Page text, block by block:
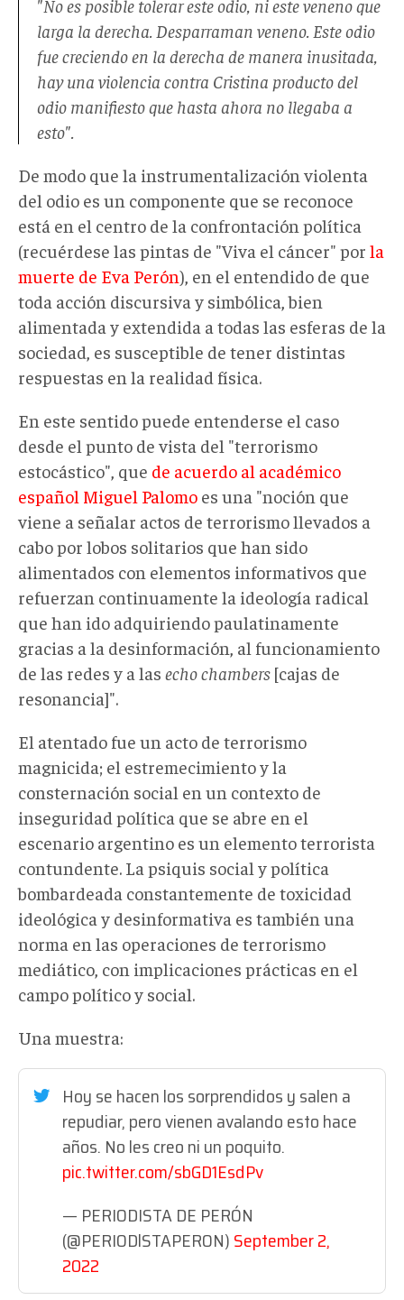
"No es posible tolerar este odio, ni este veneno que
larga la derecha. Desparraman veneno. Este odio
fue creciendo en la derecha de manera inusitada,
hay una violencia contra Cristina producto del
odio manifiesto que hasta ahora no llegaba a
esto".
De modo que la instrumentalización violenta
del odio es un componente que se reconoce
está en el centro de la confrontación política
(recuérdese las pintas de "Viva el cáncer" por la
muerte de Eva Perón), en el entendido de que
toda acción discursiva y simbólica, bien
alimentada y extendida a todas las esferas de la
sociedad, es susceptible de tener distintas
respuestas en la realidad física.
En este sentido puede entenderse el caso
desde el punto de vista del "terrorismo
estocástico", que de acuerdo al académico
español Miguel Palomo es una "noción que
viene a señalar actos de terrorismo llevados a
cabo por lobos solitarios que han sido
alimentados con elementos informativos que
refuerzan continuamente la ideología radical
que han ido adquiriendo paulatinamente
gracias a la desinformación, al funcionamiento
de las redes y a las echo chambers [cajas de
resonancia]".
El atentado fue un acto de terrorismo
magnicida; el estremecimiento y la
consternación social en un contexto de
inseguridad política que se abre en el
escenario argentino es un elemento terrorista
contundente. La psiquis social y política
bombardeada constantemente de toxicidad
ideológica y desinformativa es también una
norma en las operaciones de terrorismo
mediático, con implicaciones prácticas en el
campo político y social.
Una muestra:
Hoy se hacen los sorprendidos y salen a
repudiar, pero vienen avalando esto hace
años. No les creo ni un poquito.
pic.twitter.com/sbGD1EsdPv
— PERIODISTA DE PERÓN
(@PERIODlSTAPERON)September 2,
2022